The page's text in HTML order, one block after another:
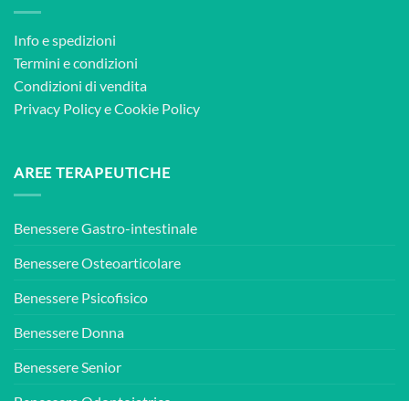
Info e spedizioni
Termini e condizioni
Condizioni di vendita
Privacy PolicyeCookie Policy
AREE TERAPEUTICHE
Benessere Gastro-intestinale
Benessere Osteoarticolare
Benessere Psicofisico
Benessere Donna
Benessere Senior